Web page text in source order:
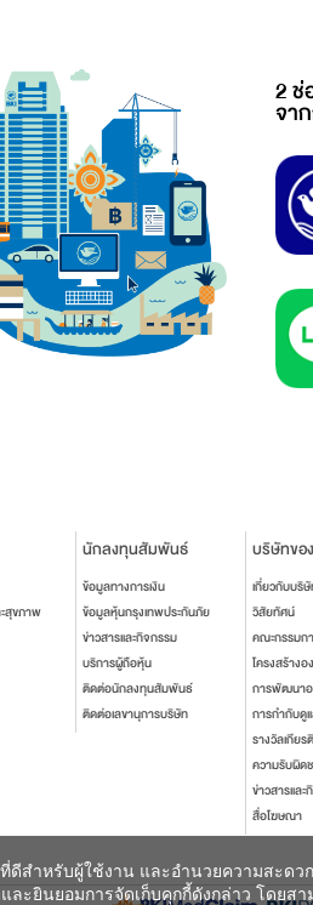
2 ช่
จา
สำหรับผู้ใช้งาน และอำนวยความสะดว
ยินยอมการจัดเก็บคุกกี้ดังกล่าว โดยสา
สุขภาพ
นักลงทุนสัมพันธ์
ข้อมูลทางการเงิน
ข้อมูลหุ้นกรุงเทพประกันภัย
ข่าวสารและกิจกรรม
บริการผู้ถือหุ้น
ติดต่อนักลงทุนสัมพันธ์
ติดต่อเลขานุการบริษัท
บริษัทขอ
เกี่ยวกับบริ
วิสัยทัศน์
คณะกรรมก
โครงสร้าง
การพัฒนา
การกำกับดู
รางวัลเกีย
ความรับผิด
ข่าวสารแล
สื่อโฆษณา